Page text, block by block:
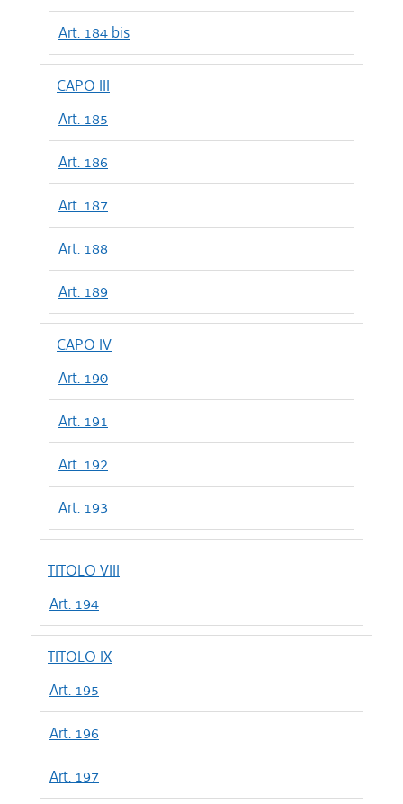
Art. 184 bis
CAPO III
Art. 185
Art. 186
Art. 187
Art. 188
Art. 189
CAPO IV
Art. 190
Art. 191
Art. 192
Art. 193
TITOLO VIII
Art. 194
TITOLO IX
Art. 195
Art. 196
Art. 197